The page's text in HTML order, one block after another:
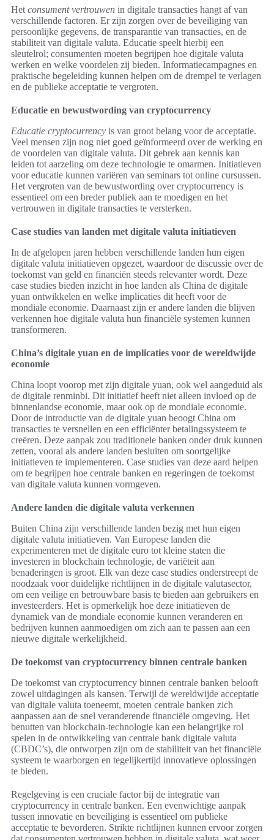
Het consument vertrouwen in digitale transacties hangt af van
verschillende factoren. Er zijn zorgen over de beveiliging van
persoonlijke gegevens, de transparantie van transacties, en de
stabiliteit van digitale valuta. Educatie speelt hierbij een
sleutelrol; consumenten moeten begrijpen hoe digitale valuta
werken en welke voordelen zij bieden. Informatiecampagnes en
praktische begeleiding kunnen helpen om de drempel te verlagen
en de publieke acceptatie te vergroten.
Educatie en bewustwording van cryptocurrency
Educatie cryptocurrency is van groot belang voor de acceptatie.
Veel mensen zijn nog niet goed geïnformeerd over de werking en
de voordelen van digitale valuta. Dit gebrek aan kennis kan
leiden tot aarzeling om deze technologie te omarmen. Initiatieven
voor educatie kunnen variëren van seminars tot online cursussen.
Het vergroten van de bewustwording over cryptocurrency is
essentieel om een breder publiek aan te moedigen en het
vertrouwen in digitale transacties te versterken.
Case studies van landen met digitale valuta initiatieven
In de afgelopen jaren hebben verschillende landen hun eigen
digitale valuta initiatieven opgezet, waardoor de discussie over de
toekomst van geld en financiën steeds relevanter wordt. Deze
case studies bieden inzicht in hoe landen als China de digitale
yuan ontwikkelen en welke implicaties dit heeft voor de
mondiale economie. Daarnaast zijn er andere landen die blijven
verkennen hoe digitale valuta hun financiële systemen kunnen
transformeren.
China’s digitale yuan en de implicaties voor de wereldwijde
economie
China loopt voorop met zijn digitale yuan, ook wel aangeduid als
de digitale renminbi. Dit initiatief heeft niet alleen invloed op de
binnenlandse economie, maar ook op de mondiale economie.
Door de introductie van de digitale yuan beoogt China om
transacties te versnellen en een efficiënter betalingssysteem te
creëren. Deze aanpak zou traditionele banken onder druk kunnen
zetten, vooral als andere landen besluiten om soortgelijke
initiatieven te implementeren. Case studies van deze aard helpen
om te begrijpen hoe centrale banken en regeringen de toekomst
van digitale valuta kunnen vormgeven.
Andere landen die digitale valuta verkennen
Buiten China zijn verschillende landen bezig met hun eigen
digitale valuta initiatieven. Van Europese landen die
experimenteren met de digitale euro tot kleine staten die
investeren in blockchain technologie, de variëteit aan
benaderingen is groot. Elk van deze case studies onderstreept de
noodzaak voor duidelijke richtlijnen in de digitale valutasector,
om een veilige en betrouwbare basis te bieden aan gebruikers en
investeerders. Het is opmerkelijk hoe deze initiatieven de
dynamiek van de mondiale economie kunnen veranderen en
bedrijven kunnen aanmoedigen om zich aan te passen aan een
nieuwe digitale werkelijkheid.
De toekomst van cryptocurrency binnen centrale banken
De toekomst van cryptocurrency binnen centrale banken belooft
zowel uitdagingen als kansen. Terwijl de wereldwijde acceptatie
van digitale valuta toeneemt, moeten centrale banken zich
aanpassen aan de snel veranderende financiële omgeving. Het
benutten van blockchain-technologie kan een belangrijke rol
spelen in de ontwikkeling van centrale bank digitale valuta
(CBDC’s), die ontworpen zijn om de stabiliteit van het financiële
systeem te waarborgen en tegelijkertijd innovatieve oplossingen
te bieden.
Regelgeving is een cruciale factor bij de integratie van
cryptocurrency in centrale banken. Een evenwichtige aanpak
tussen innovatie en beveiliging is essentieel om publieke
acceptatie te bevorderen. Strikte richtlijnen kunnen ervoor zorgen